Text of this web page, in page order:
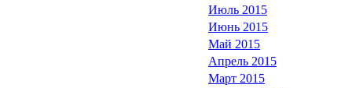
Июль 2015
Июнь 2015
Май 2015
Апрель 2015
Март 2015